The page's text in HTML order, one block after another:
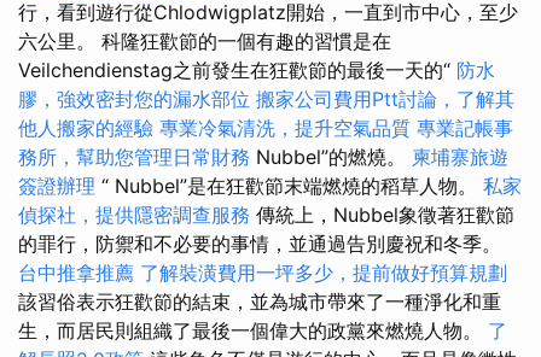
行，看到遊行從Chlodwigplatz開始，一直到市中心，至少
六公里。 科隆狂歡節的一個有趣的習慣是在
Veilchendienstag之前發生在狂歡節的最後一天的“ 防水
膠，強效密封您的漏水部位 搬家公司費用Ptt討論，了解其
他人搬家的經驗 專業冷氣清洗，提升空氣品質 專業記帳事
務所，幫助您管理日常財務 Nubbel”的燃燒。 柬埔寨旅遊
簽證辦理 “ Nubbel”是在狂歡節末端燃燒的稻草人物。 私家
偵探社，提供隱密調查服務 傳統上，Nubbel象徵著狂歡節
的罪行，防禦和不必要的事情，並通過告別慶祝和冬季。
台中推拿推薦 了解裝潢費用一坪多少，提前做好預算規劃
該習俗表示狂歡節的結束，並為城市帶來了一種淨化和重
生，而居民則組織了最後一個偉大的政黨來燃燒人物。 了